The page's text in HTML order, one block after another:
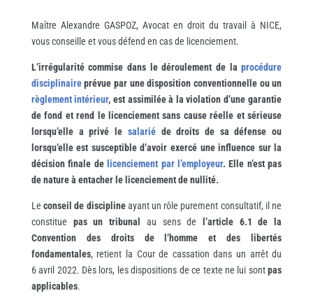
Maître Alexandre GASPOZ, Avocat en droit du travail à NICE,
vous conseille et vous défend en cas de licenciement.
L’irrégularité commise dans le déroulement de laprocédure
disciplinaireprévue par une disposition conventionnelle ou un
règlement intérieur, est assimilée à la violation d’une garantie
de fond et rend le licenciement sans cause réelle et sérieuse
lorsqu’elle a privé le salariéde droits de sa défense ou
lorsqu’elle est susceptible d’avoir exercé une influence sur la
décision finale de licenciement par l’employeur. Elle n’est pas
de nature à entacher le licenciement de nullité.
Leconseil de disciplineayant un rôle purement consultatif, il ne
constitue pas un tribunal au sens de
l’article 6.1 de la
Convention des droits de l’homme et des libertés
fondamentales, retient la Cour de cassation dans un arrêt du
6 avril 2022. Dès lors, les dispositions de ce texte ne lui sontpas
applicables.